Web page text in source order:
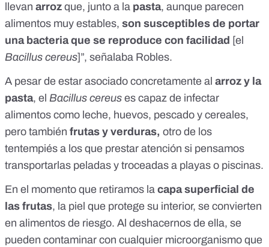
llevan arroz que, junto a la pasta, aunque parecen
alimentos muy estables, son susceptibles de portar
una bacteriaque se reproduce con facilidad [el
Bacillus cereus]”, señalaba Robles.
A pesar de estar asociado concretamente al arroz y la
pasta, el Bacillus cereus es capaz de infectar
alimentos como leche, huevos, pescado y cereales,
pero también frutas y verduras, otro de los
tentempiés a los que prestar atención si pensamos
transportarlas peladas y troceadas a playas o piscinas.
En el momento que retiramos la capa superficial de
las frutas, la piel que protege su interior, se convierten
en alimentos de riesgo. Al deshacernos de ella, se
pueden contaminar con cualquier microorganismo que